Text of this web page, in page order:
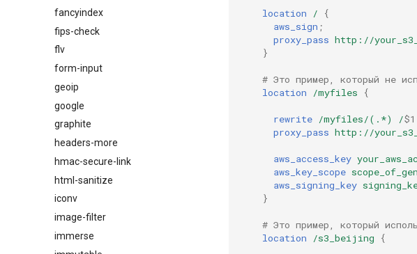
fancyindex
fips-check
flv
form-input
geoip
google
graphite
headers-more
hmac-secure-link
html-sanitize
iconv
image-filter
immerse
location /
{
aws_sign ;
proxy_pass http://
}
# Это пример, который не
location
/myfiles {
rewrite /myfiles/(.*) /$1
proxy_pass http://
aws_access_key
aws_key_scope
aws_signing_key
}
# Это пример, который
location
/s3_beijing {